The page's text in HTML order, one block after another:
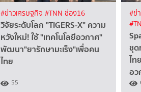
#ข่าวเศรษฐกิจ #TNN ช่อง16
วิจัยระดับโลก "TIGERS-X" ความ
หวังใหม่! ใช้ "เทคโนโลยีอวกาศ"
พัฒนา"ยารักษามะเร็ง"เพื่อคน
ไทย
55
#ข่
ชุด
ไท
อว